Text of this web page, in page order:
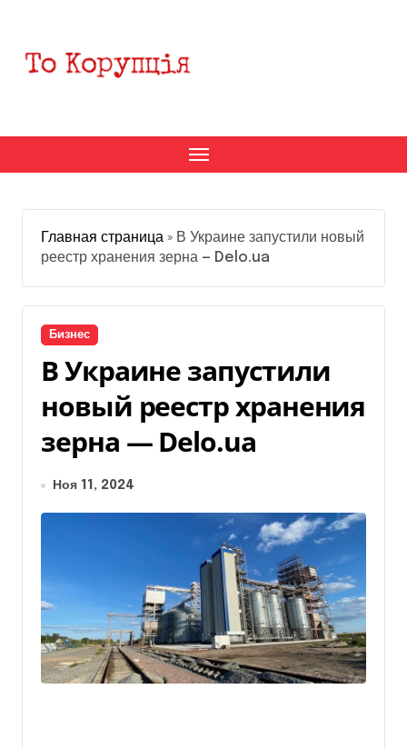
содержанию
Главная страница » В Украине запустили новый
реестр хранения зерна — Delo.ua
Бизнес
В Украине запустили
новый реестр хранения
зерна — Delo.ua
Ноя 11, 2024